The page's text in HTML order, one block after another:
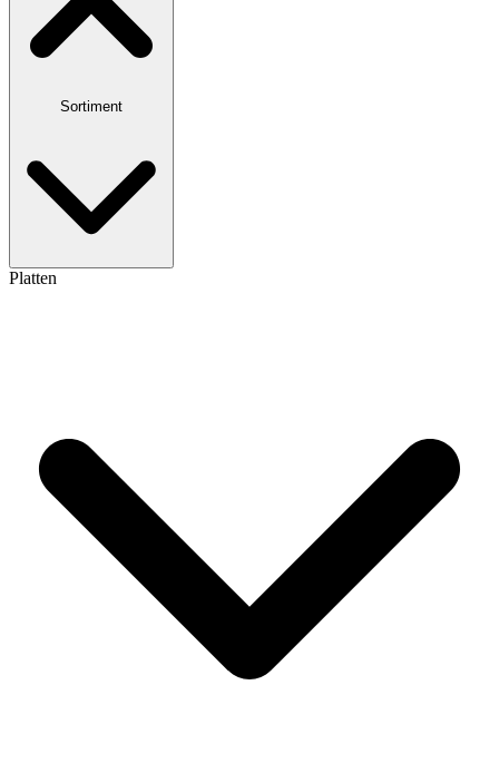
Sortiment
Platten